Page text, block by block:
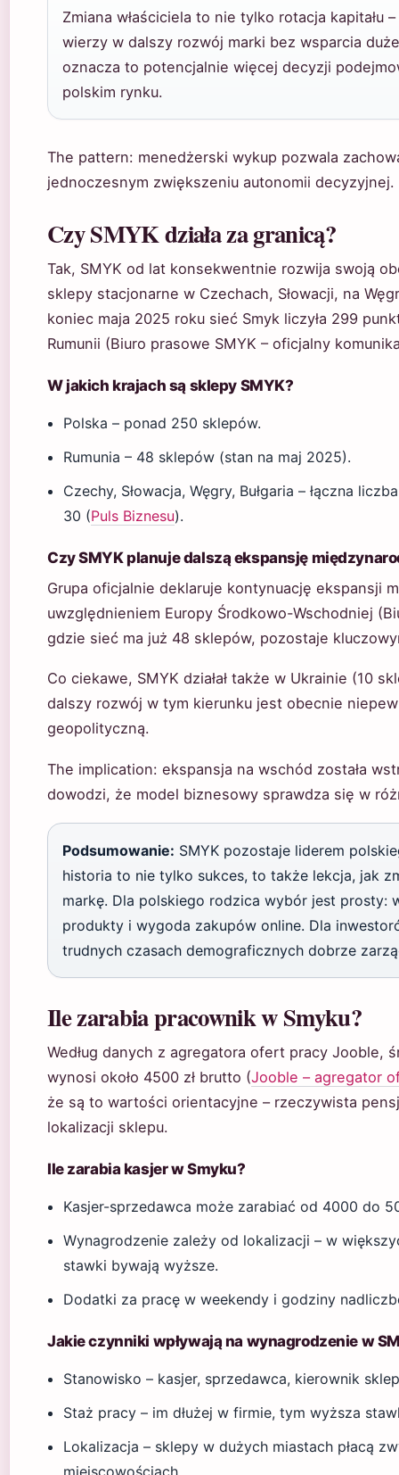
Zmiana właściciela to nie tylko rotacja kapitału
wierzy w dalszy rozwój marki bez wsparcia
oznacza to potencjalnie więcej decyzji
polskim rynku.
The pattern: menedżerski wykup pozwala
jednoczesnym zwiększeniu autonomii decyzyjnej.
Czy SMYK działa za granicą?
Tak, SMYK od lat konsekwentnie rozwija swoją
sklepy stacjonarne w Czechach, Słowacji, na
koniec maja 2025 roku sieć Smyk liczyła 299
Rumunii (Biuro prasowe SMYK – oficjalny
W jakich krajach są sklepy SMYK?
Polska – ponad 250 sklepów.
Rumunia – 48 sklepów (stan na maj 2025).
Czechy, Słowacja, Węgry, Bułgaria – łączna
30 (Puls Biznesu).
Czy SMYK planuje dalszą ekspansję
Grupa oficjalnie deklaruje kontynuację ekspansji
uwzględnieniem Europy Środkowo-Wschodniej
gdzie sieć ma już 48 sklepów, pozostaje
Co ciekawe, SMYK działał także w Ukrainie (10
dalszy rozwój w tym kierunku jest obecnie
geopolityczną.
The implication: ekspansja na wschód została
dowodzi, że model biznesowy sprawdza się w
Podsumowanie: SMYK pozostaje liderem
historia to nie tylko sukces, to także lekcja, jak
markę. Dla polskiego rodzica wybór jest prosty:
produkty i wygoda zakupów online. Dla
trudnych czasach demograficznych dobrze
Ile zarabia pracownik w Smyku?
Według danych z agregatora ofert pracy Jooble,
wynosi około 4500 zł brutto (Jooble – agregator
że są to wartości orientacyjne – rzeczywista
lokalizacji sklepu.
Ile zarabia kasjer w Smyku?
Kasjer-sprzedawca może zarabiać od 4000 do
Wynagrodzenie zależy od lokalizacji – w
stawki bywają wyższe.
Dodatki za pracę w weekendy i godziny
Jakie czynniki wpływają na wynagrodzenie w
Stanowisko – kasjer, sprzedawca, kierownik
Staż pracy – im dłużej w firmie, tym wyższa
Lokalizacja – sklepy w dużych miastach płacą
miejscowościach.